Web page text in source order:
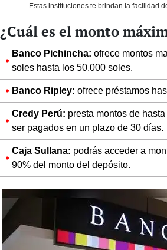
Estas instituciones te brindan la facilidad
¿Cuál es el monto
Banco Pichincha: ofrece montos
soles hasta los 50.000 soles.
Banco Ripley: ofrece préstamos
Credy Perú: presta montos de
ser pagados en un plazo de 30 días.
Caja Sullana: podrás acceder a
90% del monto del depósito.